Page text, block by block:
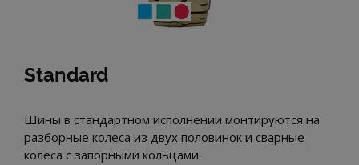
Standard
Шины в стандартном исполнении монтируются на
разборные колеса из двух половинок и сварные
колеса с запорными кольцами.